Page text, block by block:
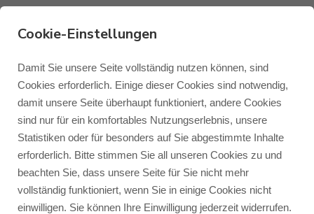
Monitor Audio
Monitor Audio Custom Install
Roksan
Blog Monitor Audio
Blog Roksan
Blog Blok
Wir präsentieren die
Visions of Sound
Empfehlung des Monats
April!
VON JENS RAGENOW 17.04.2025
Cookie-Einstellungen
Damit Sie unsere Seite vollständig nutzen können, sind
Cookies erforderlich. Einige dieser Cookies sind notwendig,
damit unsere Seite überhaupt funktioniert, andere Cookies
sind nur für ein komfortables Nutzungserlebnis, unsere
Statistiken oder für besonders auf Sie abgestimmte Inhalte
erforderlich. Bitte stimmen Sie all unseren Cookies zu und
beachten Sie, dass unsere Seite für Sie nicht mehr
vollständig funktioniert, wenn Sie in einige Cookies nicht
einwilligen. Sie können Ihre Einwilligung jederzeit widerrufen.